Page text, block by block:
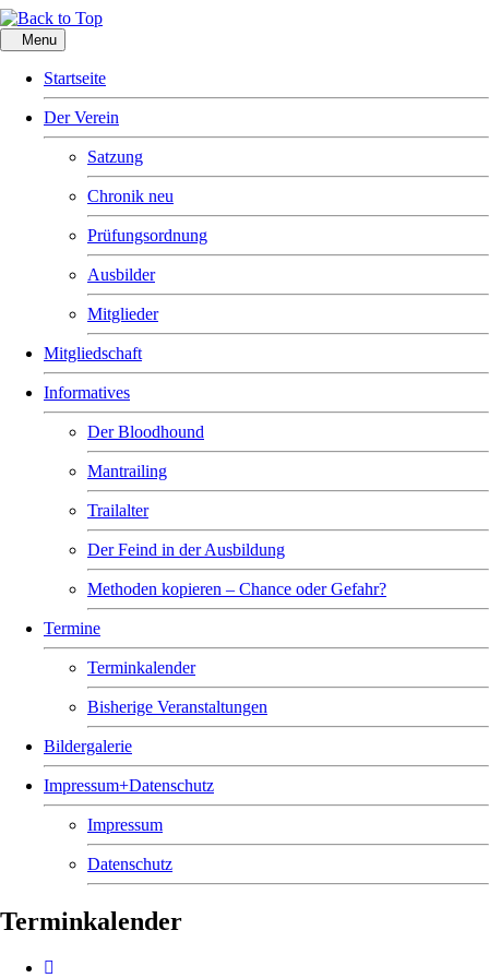
Menu
Startseite
Der Verein
Satzung
Chronik neu
Prüfungsordnung
Ausbilder
Mitglieder
Mitgliedschaft
Informatives
Der Bloodhound
Mantrailing
Trailalter
Der Feind in der Ausbildung
Methoden kopieren – Chance oder Gefahr?
Termine
Terminkalender
Bisherige Veranstaltungen
Bildergalerie
Impressum+Datenschutz
Impressum
Datenschutz
Terminkalender